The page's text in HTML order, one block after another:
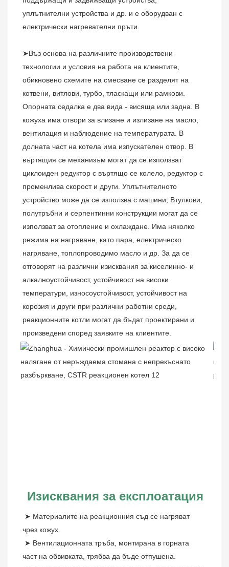
уплътнителни устройства и др. и е оборудван с
електрически нагревателни пръти.
➤Въз основа на различните производствени
технологии и условия на работа на клиентите,
обикновено схемите на смесване се разделят на
котвени, витлови, турбо, тласкащи или рамкови.
Опорната седалка е два вида - висяща или задна. В
кожуха има отвори за влизане и излизане на масло,
вентилация и наблюдение на температурата. В
долната част на котела има изпускателен отвор. В
въртящия се механизъм могат да се използват
циклоиден редуктор с въртящо се колело, редуктор с
променлива скорост и други. Уплътнителното
устройство може да се използва с машини; Втулкови,
полутръбни и серпентинни конструкции могат да се
използват за отопление и охлаждане. Има няколко
режима на нагряване, като пара, електрическо
нагряване, топлопроводимо масло и др. За да се
отговорят на различни изисквания за киселинно- и
алкалноустойчивост, устойчивост на високи
температури, износоустойчивост, устойчивост на
корозия и други при различни работни среди,
реакционните котли могат да бъдат проектирани и
произведени според заявките на клиентите.
Изисквания за експлоатация
➤ Материалите на реакционния съд се нагряват
чрез кожух.
част на обвивката, трябва да бъде отпушена.